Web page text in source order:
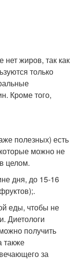
нет жиров, так как
только
Кроме того,
полезных) есть
можно не
целом.
дня, до 15-16
еды, чтобы не
Диетологи
получить
также
за